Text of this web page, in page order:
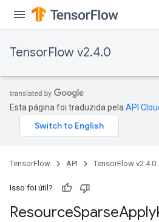
TensorFlow v2.4.0
Esta página foi traduzida pela API
TensorFlow API TensorFlow v2.4.0
Isso foi útil?
ResourceSparseApply